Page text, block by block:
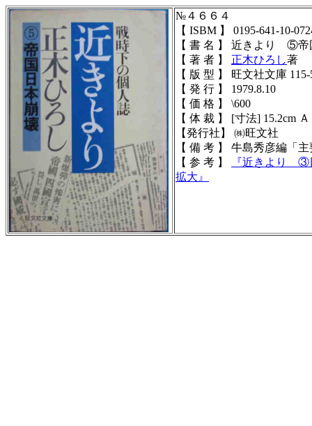
№４６６４
【 ISBM 】 0195-641-10-
【 書 名 】 近きより ⑤帝
【 著 者 】 正木ひろし著
【 版 型 】 旺文社文庫 115-
【 発 行 】 1979.8.10
【 価 格 】 \600
【 体 裁 】 [寸法] 15.2cm
【発行社】 ㈱旺文社
【 備 考 】 牛島秀彦編「
【 参 考 】
『近きより ③
拡大 』